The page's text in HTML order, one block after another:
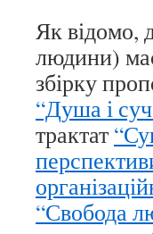
Як відомо,
людини)
збірку
“Душа і
трактат
“Свобода